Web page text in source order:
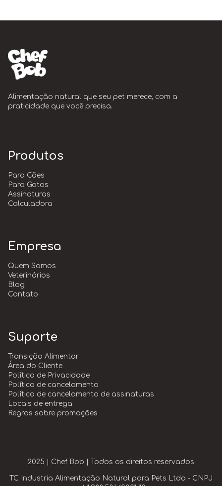
Alimentação natural que seu pet merece, com a
praticidade que você precisa.
Produtos
Para Cães
Para Gatos
Assinaturas
Calculadora
Empresa
Quem Somos
Veterinários
Blog
Contato
Suporte
Transição Alimentar
Área do Cliente
Política de Privacidade
Política de cancelamento
Política de cancelamento de assinaturas
Locais de entrega
Regras sobre promoções
2025 | Chef Bob | Todos os direitos reservados
TC Industria Alimentação Natural para Pets Ltda - CNPJ